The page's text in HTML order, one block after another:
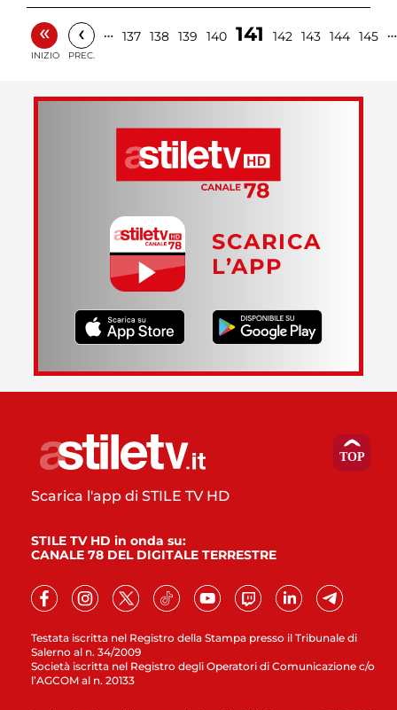
«
INIZIO
‹
PREC.
… 137 138 139 140 141 142 143 144 145 …
SCARICA
L’APP
Testata iscritta nel Registro della Stampa presso il Tribunale di
Salerno al n. 34/2009
Società iscritta nel Registro degli Operatori di Comunicazione c/o
l’AGCOM al n. 20133
Scarica l'app di STILE TV HD
STILE TV HD in onda su:
CANALE 78 DEL DIGITALE TERRESTRE